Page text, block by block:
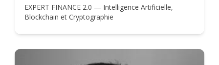
EXPERT FINANCE 2.0 — Intelligence Artificielle,
Blockchain et Cryptographie